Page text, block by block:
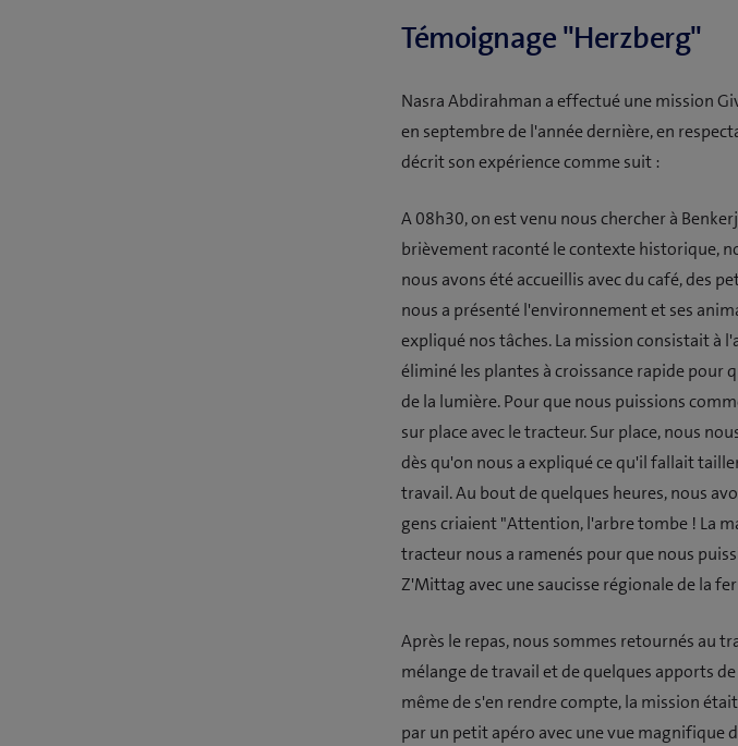
Témoignage "Herzberg"
Nasra Abdirahman a effectué une mission
en septembre de l'année dernière, en
décrit son expérience comme suit :
A 08h30, on est venu nous chercher à
brièvement raconté le contexte historique,
nous avons été accueillis avec du café, des
nous a présenté l'environnement et ses
expliqué nos tâches. La mission consistait à
éliminé les plantes à croissance rapide pour
de la lumière. Pour que nous puissions
sur place avec le tracteur. Sur place, nous
dès qu'on nous a expliqué ce qu'il fallait
travail. Au bout de quelques heures, nous
gens criaient "Attention, l'arbre tombe ! La
tracteur nous a ramenés pour que nous
Z'Mittag avec une saucisse régionale de la
Après le repas, nous sommes retournés au
mélange de travail et de quelques apports
même de s'en rendre compte, la mission
par un petit apéro avec une vue magnifique